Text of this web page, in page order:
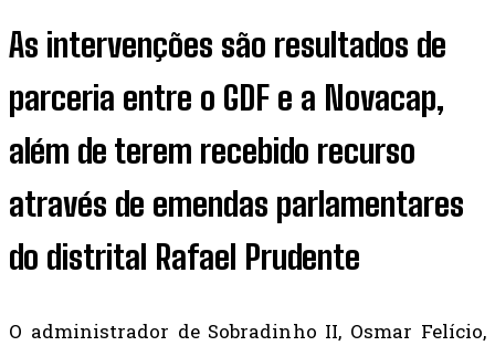
As intervenções são resultados de
parceria entre o GDF e a Novacap,
além de terem recebido recurso
através de emendas parlamentares
do distrital Rafael Prudente
O administrador de Sobradinho II, Osmar Felício,